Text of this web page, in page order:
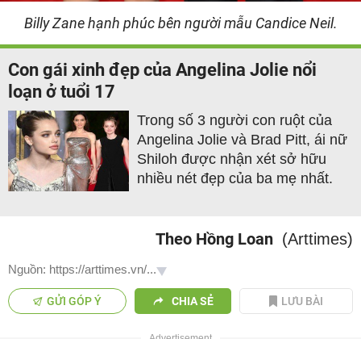
Billy Zane hạnh phúc bên người mẫu Candice Neil.
Con gái xinh đẹp của Angelina Jolie nổi
loạn ở tuổi 17
Trong số 3 người con ruột của
Angelina Jolie và Brad Pitt, ái nữ
Shiloh được nhận xét sở hữu
nhiều nét đẹp của ba mẹ nhất.
Theo Hồng Loan (Arttimes)
Nguồn: https://arttimes.vn/...
GỬI GÓP Ý CHIA SẺ LƯU BÀI